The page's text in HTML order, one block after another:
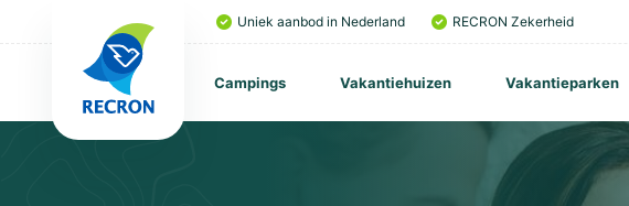
Uniek aanbod in Nederland RECRON Zekerheid
Campings Vakantiehuizen Vakantieparken